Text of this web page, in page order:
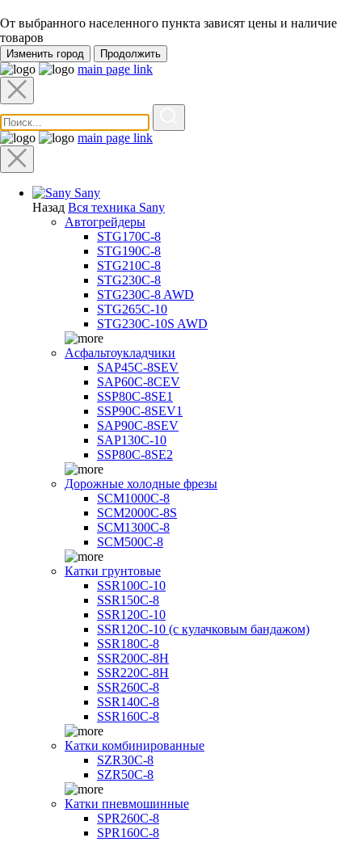
От выбранного населенного пункта зависят цены и наличие
товаров
Изменить город Продолжить
main page link
main page link
Sany
Назад Вся техника Sany
Автогрейдеры
STG170C-8
STG190C-8
STG210C-8
STG230C-8
STG230C-8 AWD
STG265C-10
STG230C-10S AWD
Асфальтоукладчики
SAP45С-8SEV
SAP60C-8CEV
SSP80C-8SE1
SSP90C-8SEV1
SAP90C-8SEV
SAP130C-10
SSP80C-8SE2
Дорожные холодные фрезы
SCM1000C-8
SCM2000C-8S
SCM1300C-8
SCM500C-8
Катки грунтовые
SSR100C-10
SSR150C-8
SSR120C-10
SSR120C-10 (с кулачковым бандажом)
SSR180C-8
SSR200C-8H
SSR220C-8H
SSR260C-8
SSR140C-8
SSR160C-8
Катки комбинированные
SZR30C-8
SZR50C-8
Катки пневмошинные
SPR260C-8
SPR160C-8